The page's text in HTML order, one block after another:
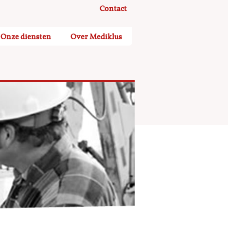
Contact
Onze diensten Over Mediklus